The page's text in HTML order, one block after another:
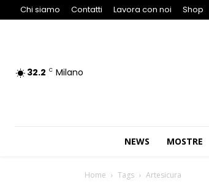
Chi siamo Contatti Lavora con noi Shop
32.2 C Milano
NEWS MOSTRE
Home Tags Artesicura